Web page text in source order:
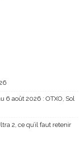
6 août 2026 : OTXO, Sol
2, ce qu’il faut retenir